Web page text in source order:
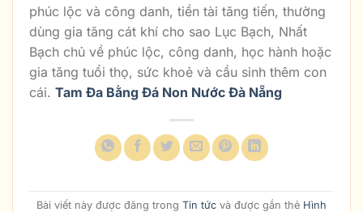
phúc lộc và công danh, tiền tài tăng tiến, thường
dùng gia tăng cát khí cho sao Lục Bạch, Nhất
Bạch chủ về phúc lộc, công danh, học hành hoặc
gia tăng tuổi thọ, sức khoẻ và cầu sinh thêm con
cái. Tam Đa Bằng Đá Non Nước Đà Nẵng
Bài viết này được đăng trong Tin tức và được gắn thẻ Hình